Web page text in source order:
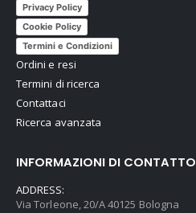
Privacy Policy
Cookie Policy
Termini e Condizioni
Ordini e resi
Termini di ricerca
Contattaci
Ricerca avanzata
INFORMAZIONI DI CONTATTO
ADDRESS:
Via Torleone, 20/A 40125 Bologna